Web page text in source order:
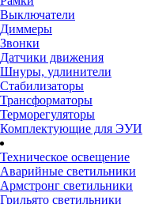
Выключатели
Диммеры
Звонки
Датчики движения
Шнуры, удлинители
Стабилизаторы
Трансформаторы
Терморегуляторы
Комплектующие для ЭУИ
Техническое освещение
Аварийные светильники
Армстронг светильники
Грильято светильники